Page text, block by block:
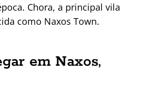
Chora, a principal vila
como Naxos Town.
em Naxos,